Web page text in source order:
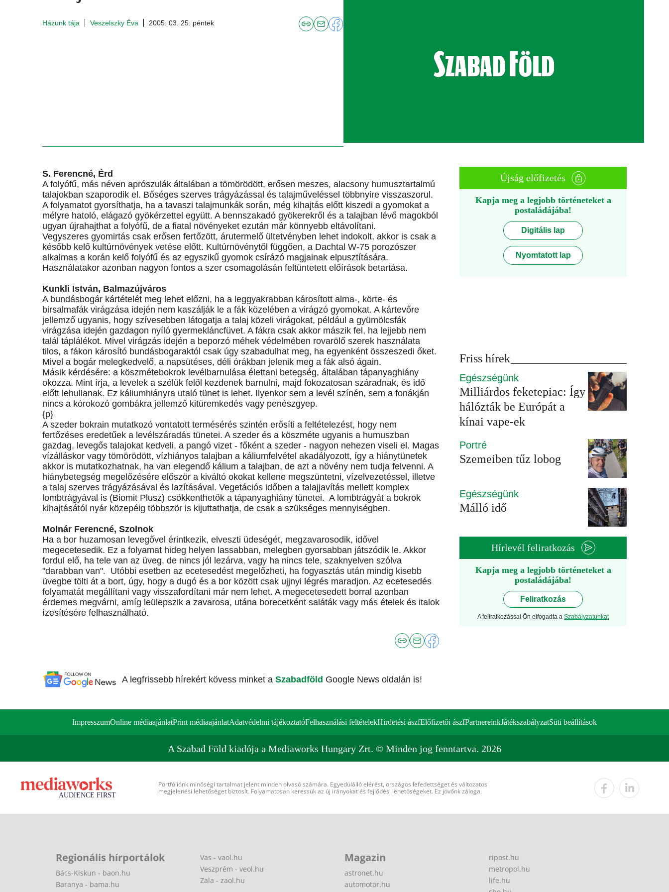
Házunk tája Veszelszky Éva 2005. 03. 25. péntek
S. Ferencné, Érd
A folyófű, más néven aprószulák általában a tömörödött, erősen meszes, alacsony humusztartalmú
talajokban szaporodik el. Bőséges szerves trágyázással és talajműveléssel többnyire visszaszorul.
A folyamatot gyorsíthatja, ha a tavaszi talajmunkák során, még kihajtás előtt kiszedi a gyomokat a
mélyre hatoló, elágazó gyökérzettel együtt. A bennszakadó gyökerekről és a talajban lévő magokból
ugyan újrahajthat a folyófű, de a fiatal növényeket ezután már könnyebb eltávolítani.
Vegyszeres gyomirtás csak erősen fertőzött, árutermelő ültetvényben lehet indokolt, akkor is csak a
később kelő kultúrnövények vetése előtt. Kultúrnövénytől függően, a Dachtal W-75 porozószer
alkalmas a korán kelő folyófű és az egyszikű gyomok csírázó magjainak elpusztítására.
Használatakor azonban nagyon fontos a szer csomagolásán feltüntetett előírások betartása.
Kunkli István, Balmazújváros
A bundásbogár kártételét meg lehet előzni, ha a leggyakrabban károsított alma-, körte- és
birsalmafák virágzása idején nem kaszálják le a fák közelében a virágzó gyomokat. A kártevőre
jellemző ugyanis, hogy szívesebben látogatja a talaj közeli virágokat, például a gyümölcsfák
virágzása idején gazdagon nyíló gyermekláncfüvet. A fákra csak akkor mászik fel, ha lejjebb nem
talál táplálékot. Mivel virágzás idején a beporzó méhek védelmében rovarölő szerek használata
tilos, a fákon károsító bundásbogaraktól csak úgy szabadulhat meg, ha egyenként összeszedi őket.
Mivel a bogár melegkedvelő, a napsütéses, déli órákban jelenik meg a fák alsó ágain.
Másik kérdésére: a köszmétebokrok levélbarnulása élettani betegség, általában tápanyaghiány
okozza. Mint írja, a levelek a szélük felől kezdenek barnulni, majd fokozatosan száradnak, és idő
előtt lehullanak. Ez káliumhiányra utaló tünet is lehet. Ilyenkor sem a levél színén, sem a fonákján
nincs a kórokozó gombákra jellemző kitüremkedés vagy penészgyep.
{p}
A szeder bokrain mutatkozó vontatott termésérés szintén erősíti a feltételezést, hogy nem
fertőzéses eredetűek a levélszáradás tünetei. A szeder és a köszméte ugyanis a humuszban
gazdag, levegős talajokat kedveli, a pangó vizet - főként a szeder - nagyon nehezen viseli el. Magas
vízálláskor vagy tömörödött, vízhiányos talajban a káliumfelvétel akadályozott, így a hiánytünetek
akkor is mutatkozhatnak, ha van elegendő kálium a talajban, de azt a növény nem tudja felvenni. A
hiánybetegség megelőzésére először a kiváltó okokat kellene megszüntetni, vízelvezetéssel, illetve
a talaj szerves trágyázásával és lazításával. Vegetációs időben a talajjavítás mellett komplex
lombtrágyával is (Biomit Plusz) csökkenthetők a tápanyaghiány tünetei. A lombtrágyát a bokrok
kihajtásától nyár közepéig többször is kijuttathatja, de csak a szükséges mennyiségben.
Molnár Ferencné, Szolnok
Ha a bor huzamosan levegővel érintkezik, elveszti üdeségét, megzavarosodik, idővel
megecetesedik. Ez a folyamat hideg helyen lassabban, melegben gyorsabban játszódik le. Akkor
fordul elő, ha tele van az üveg, de nincs jól lezárva, vagy ha nincs tele, szaknyelven szólva
"darabban van". Utóbbi esetben az ecetesedést megelőzheti, ha fogyasztás után mindig kisebb
üvegbe tölti át a bort, úgy, hogy a dugó és a bor között csak ujjnyi légrés maradjon. Az ecetesedés
folyamatát megállítani vagy visszafordítani már nem lehet. A megecetesedett borral azonban
érdemes megvárni, amíg leülepszik a zavarosa, utána borecetként saláták vagy más ételek és italok
ízesítésére felhasználható.
A legfrissebb hírekért kövess minket a Szabadföld Google News oldalán is!
Újság előfizetés
Kapja meg a legjobb történeteket a
postaládájába!
Digitális lap
Nyomtatott lap
Friss hírek
Egészségünk
Milliárdos feketepiac: Így
hálózták be Európát a
kínai vape-ek
Portré
Szemeiben tűz lobog
Egészségünk
Málló idő
Hírlevél feliratkozás
Kapja meg a legjobb történeteket a
postaládájába!
Feliratkozás
A feliratkozással Ön elfogadta a Szabályzatunkat
ImpresszumOnline médiaajánlatPrint médiaajánlatAdatvédelmi tájékoztatóFelhasználási feltételekHirdetési ászfElőfizetői ászfPartnereinkJátékszabályzatSüti beállítások
A Szabad Föld kiadója a Mediaworks Hungary Zrt. © Minden jog fenntartva. 2026
Portfóliónk minőségi tartalmat jelent minden olvasó számára. Egyedülálló elérést, országos lefedettséget és változatos
megjelenési lehetőséget biztosít. Folyamatosan keressük az új irányokat és fejlődési lehetőségeket. Ez jövőnk záloga.
Regionális hírportálok
Bács-Kiskun - baon.hu
Baranya - bama.hu
Vas - vaol.hu
Veszprém - veol.hu
Zala - zaol.hu
Magazin
astronet.hu
automotor.hu
ripost.hu
metropol.hu
life.hu